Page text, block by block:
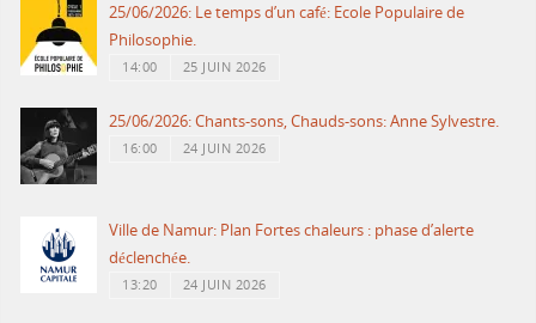
25/06/2026: Le temps d’un café: Ecole Populaire de
Philosophie.
14:00 25 JUIN 2026
25/06/2026: Chants-sons, Chauds-sons: Anne Sylvestre.
16:00 24 JUIN 2026
Ville de Namur: Plan Fortes chaleurs : phase d’alerte
déclenchée.
13:20 24 JUIN 2026